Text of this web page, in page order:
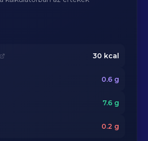
30 kcal
0.6g
7.6g
0.2 g